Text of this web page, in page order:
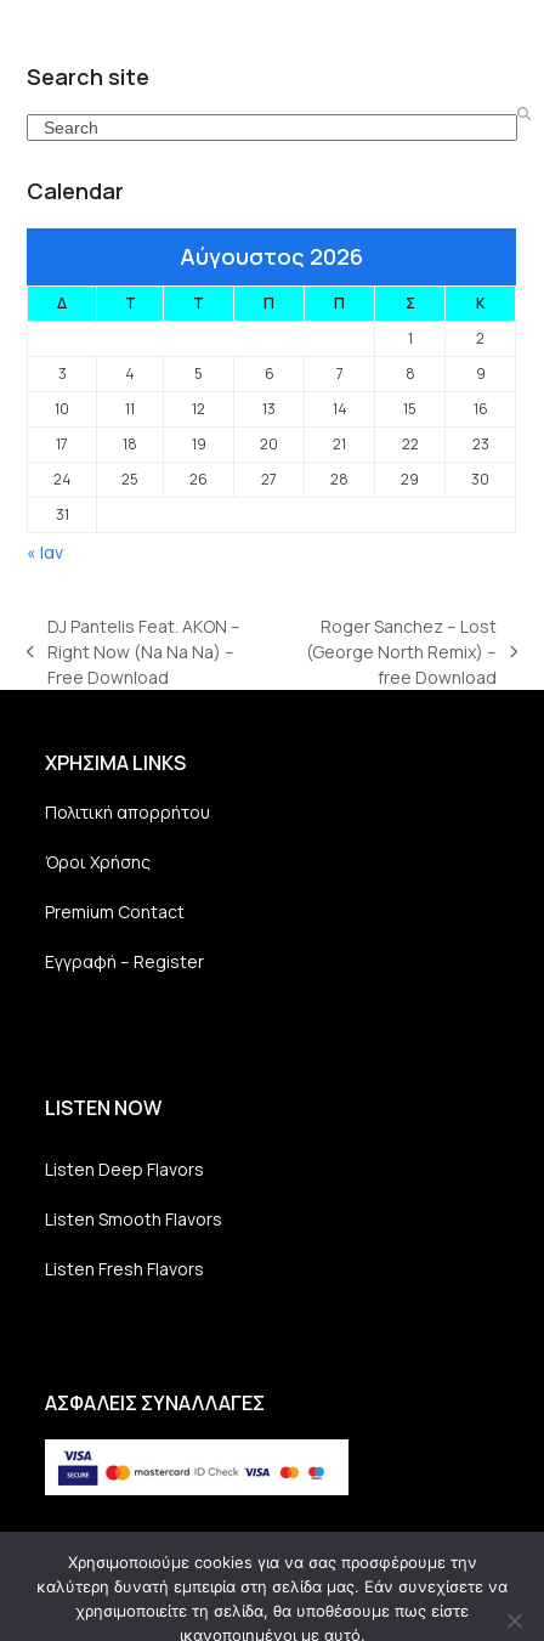
Search site
Search
Calendar
Αύγουστος 2026
Δ Τ Τ Π Π Σ
Κ
1
2
3
4 5 6 7 8
9
10
11 12 13 14 15
16
17
18 19 20 21 22
23
24
25 26 27 28 29
30
31
« Ιαν
previous
post:
DJ Pantelis Feat. AKON –
Right Now (Na Na Na) –
Free Download
next
post:
Roger Sanchez – Lost
(George North Remix) –
free Download
ΧΡΗΣΙΜΑ LINKS
Πολιτική απορρήτου
Όροι Χρήσης
Premium Contact
Εγγραφή – Register
LISTEN NOW
Listen Deep Flavors
Listen Smooth Flavors
Listen Fresh Flavors
ΑΣΦΑΛΕΙΣ ΣΥΝΑΛΛΑΓΕΣ
Χρησιμοποιούμε cookies για να σας προσφέρουμε την
καλύτερη δυνατή εμπειρία στη σελίδα μας. Εάν συνεχίσετε να
χρησιμοποιείτε τη σελίδα, θα υποθέσουμε πως είστε
ικανοποιημένοι με αυτό.